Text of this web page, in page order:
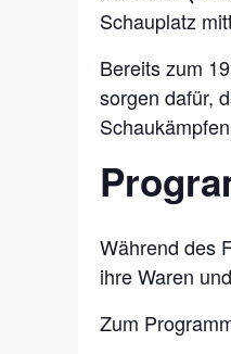
Schauplatz
Bereits zum
sorgen dafür,
Während des
ihre Waren
Zum